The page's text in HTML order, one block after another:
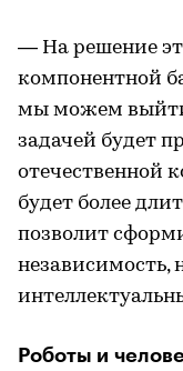
— На решение
компонентной
мы можем выйти
задачей будет
отечественной
будет более
позволит
независимость,
Роботы и